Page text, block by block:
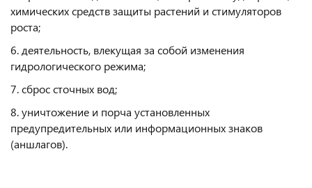
химических средств защиты растений и стимуляторов
роста;
6. деятельность, влекущая за собой изменения
гидрологического режима;
7. сброс сточных вод;
8. уничтожение и порча установленных
предупредительных или информационных знаков
(аншлагов).